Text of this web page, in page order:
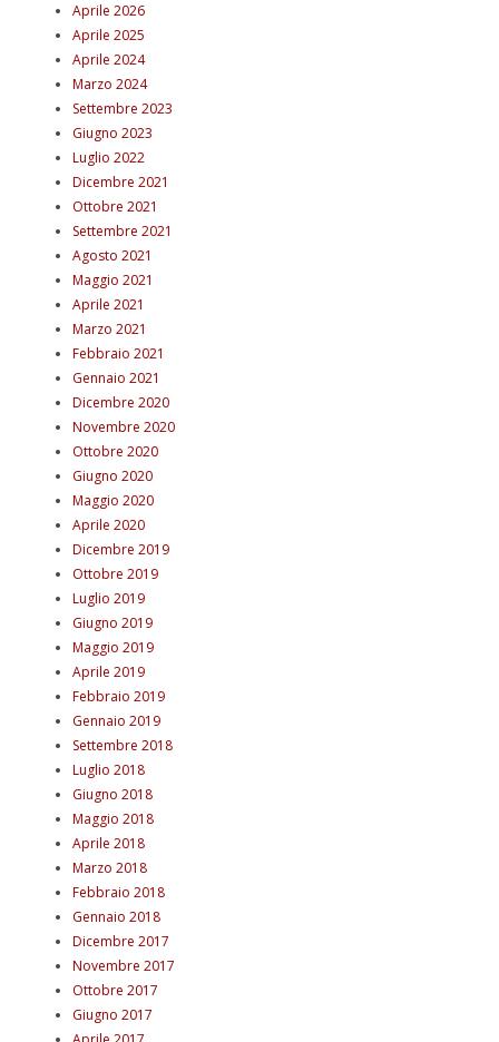
Aprile 2026
Aprile 2025
Aprile 2024
Marzo 2024
Settembre 2023
Giugno 2023
Luglio 2022
Dicembre 2021
Ottobre 2021
Settembre 2021
Agosto 2021
Maggio 2021
Aprile 2021
Marzo 2021
Febbraio 2021
Gennaio 2021
Dicembre 2020
Novembre 2020
Ottobre 2020
Giugno 2020
Maggio 2020
Aprile 2020
Dicembre 2019
Ottobre 2019
Luglio 2019
Giugno 2019
Maggio 2019
Aprile 2019
Febbraio 2019
Gennaio 2019
Settembre 2018
Luglio 2018
Giugno 2018
Maggio 2018
Aprile 2018
Marzo 2018
Febbraio 2018
Gennaio 2018
Dicembre 2017
Novembre 2017
Ottobre 2017
Giugno 2017